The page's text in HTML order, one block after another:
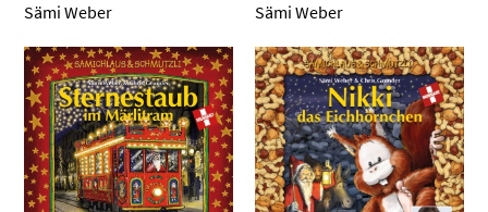
Sämi Weber
Sämi Weber